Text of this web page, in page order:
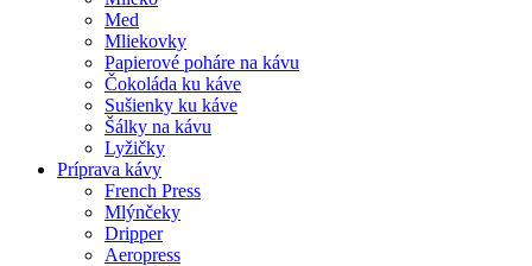
Med
Mliekovky
Papierové poháre na kávu
Čokoláda ku káve
Sušienky ku káve
Šálky na kávu
Lyžičky
Príprava kávy
French Press
Mlýnčeky
Dripper
Aeropress